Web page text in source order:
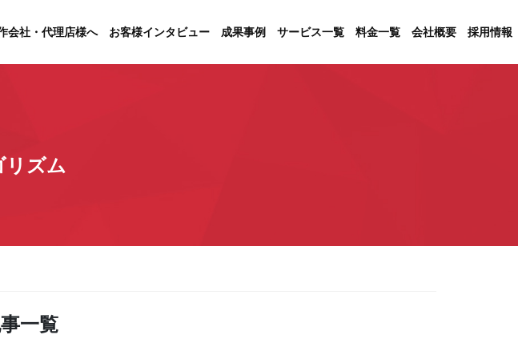
会社・代理店様へ お客様インタビュー 成果事例 サービス一覧 料金一覧 会社概要 採用情報
リズム
一覧